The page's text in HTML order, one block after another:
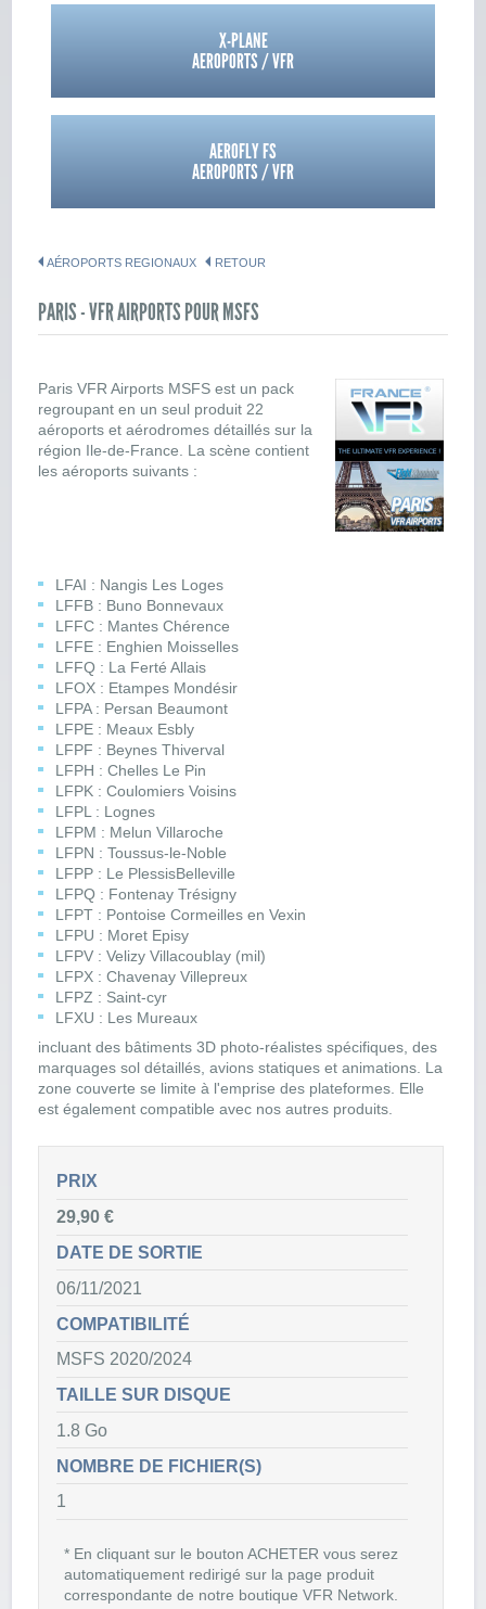
X-PLANE
AEROPORTS / VFR
AEROFLY FS
AEROPORTS / VFR
AÉROPORTS REGIONAUX RETOUR
PARIS - VFR AIRPORTS POUR MSFS
Paris VFR Airports MSFS est un pack
regroupant en un seul produit 22
aéroports et aérodromes détaillés sur la
région Ile-de-France. La scène contient
les aéroports suivants :
LFAI : Nangis Les Loges
LFFB : Buno Bonnevaux
LFFC : Mantes Chérence
LFFE : Enghien Moisselles
LFFQ : La Ferté Allais
LFOX : Etampes Mondésir
LFPA : Persan Beaumont
LFPE : Meaux Esbly
LFPF : Beynes Thiverval
LFPH : Chelles Le Pin
LFPK : Coulomiers Voisins
LFPL : Lognes
LFPM : Melun Villaroche
LFPN : Toussus-le-Noble
LFPP : Le PlessisBelleville
LFPQ : Fontenay Trésigny
LFPT : Pontoise Cormeilles en Vexin
LFPU : Moret Episy
LFPV : Velizy Villacoublay (mil)
LFPX : Chavenay Villepreux
LFPZ : Saint-cyr
LFXU : Les Mureaux
incluant des bâtiments 3D photo-réalistes spécifiques, des
marquages sol détaillés, avions statiques et animations. La
zone couverte se limite à l'emprise des plateformes. Elle
est également compatible avec nos autres produits.
PRIX
29,90 €
DATE DE SORTIE
06/11/2021
COMPATIBILITÉ
MSFS 2020/2024
TAILLE SUR DISQUE
1.8 Go
NOMBRE DE FICHIER(S)
1
* En cliquant sur le bouton ACHETER vous serez
automatiquement redirigé sur la page produit
correspondante de notre boutique VFR Network.